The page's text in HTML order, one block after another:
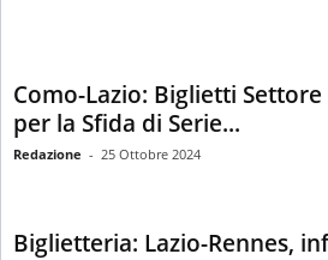
Como-Lazio: Biglietti
per la Sfida di Serie...
Redazione - 25 Ottobre 2024
Biglietteria: Lazio-Rennes,